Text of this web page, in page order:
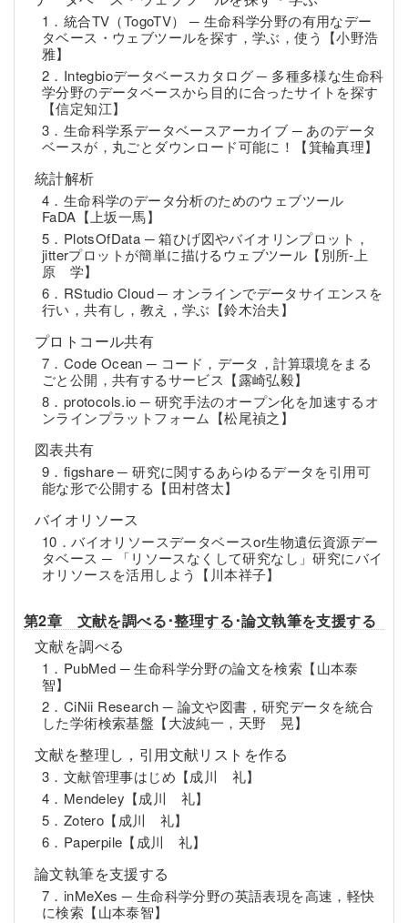
1．統合TV（TogoTV） ─ 生命科学分野の有用なデー
タベース・ウェブツールを探す，学ぶ，使う【小野浩
雅】
2．Integbioデータベースカタログ ─ 多種多様な生命科
学分野のデータベースから目的に合ったサイトを探す
【信定知江】
3．生命科学系データベースアーカイブ ─ あのデータ
ベースが，丸ごとダウンロード可能に！【箕輪真理】
統計解析
4．生命科学のデータ分析のためのウェブツール
FaDA【上坂一馬】
5．PlotsOfData ─ 箱ひげ図やバイオリンプロット，
jitterプロットが簡単に描けるウェブツール【別所-上
原 学】
6．RStudio Cloud ─ オンラインでデータサイエンスを
行い，共有し，教え，学ぶ【鈴木治夫】
プロトコール共有
7．Code Ocean ─ コード，データ，計算環境をまる
ごと公開，共有するサービス【露崎弘毅】
8．protocols.io ─ 研究手法のオープン化を加速するオ
ンラインプラットフォーム【松尾禎之】
図表共有
9．figshare ─ 研究に関するあらゆるデータを引用可
能な形で公開する【田村啓太】
バイオリソース
10．バイオリソースデータベースor生物遺伝資源デー
タベース ─ 「リソースなくして研究なし」研究にバイ
オリソースを活用しよう【川本祥子】
第2章 文献を調べる･整理する･論文執筆を支援する
文献を調べる
1．PubMed ─ 生命科学分野の論文を検索【山本泰
智】
2．CiNii Research ─ 論文や図書，研究データを統合
した学術検索基盤【大波純一，天野 晃】
文献を整理し，引用文献リストを作る
3．文献管理事はじめ【成川 礼】
4．Mendeley【成川 礼】
5．Zotero【成川 礼】
6．Paperpile【成川 礼】
論文執筆を支援する
7．inMeXes ─ 生命科学分野の英語表現を高速，軽快
に検索【山本泰智】